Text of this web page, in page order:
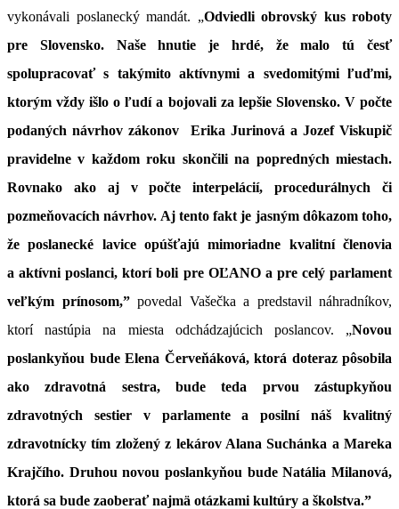
vykonávali poslanecký mandát. „Odviedli obrovský kus roboty
pre Slovensko. Naše hnutie je hrdé, že malo tú česť
spolupracovať s takýmito aktívnymi a svedomitými ľuďmi,
ktorým vždy išlo o ľudí a bojovali za lepšie Slovensko. V počte
podaných návrhov zákonov Erika Jurinová a Jozef Viskupič
pravidelne v každom roku skončili na popredných miestach.
Rovnako ako aj v počte interpelácií, procedurálnych či
pozmeňovacích návrhov. Aj tento fakt je jasným dôkazom toho,
že poslanecké lavice opúšťajú mimoriadne kvalitní členovia
a aktívni poslanci, ktorí boli pre OĽANO a pre celý parlament
veľkým prínosom,”povedal Vašečka a predstavil náhradníkov,
ktorí nastúpia na miesta odchádzajúcich poslancov. „Novou
poslankyňou bude Elena Červeňáková, ktorá doteraz pôsobila
ako zdravotná sestra, bude teda prvou zástupkyňou
zdravotných sestier v parlamente a posilní náš kvalitný
zdravotnícky tím zložený z lekárov Alana Suchánka a Mareka
Krajčího. Druhou novou poslankyňou bude Natália Milanová,
ktorá sa bude zaoberať najmä otázkami kultúry a školstva.”